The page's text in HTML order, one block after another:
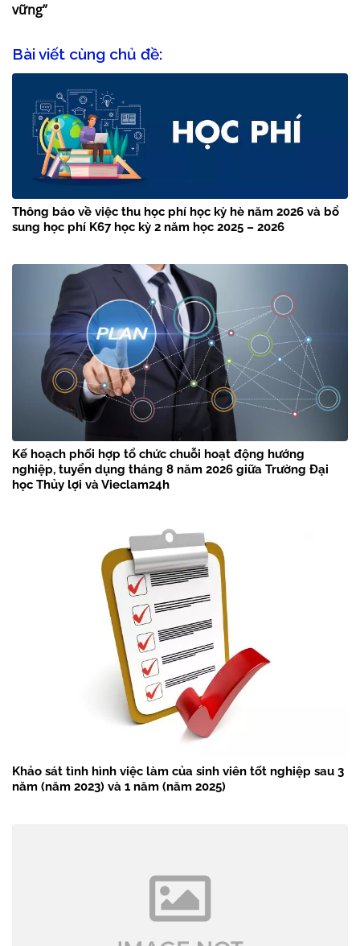
vững”
Bài viết cùng chủ đề:
Thông báo về việc thu học phí học kỳ hè năm 2026 và bổ
sung học phí K67 học kỳ 2 năm học 2025 – 2026
Kế hoạch phối hợp tổ chức chuỗi hoạt động hướng
nghiệp, tuyển dụng tháng 8 năm 2026 giữa Trường Đại
học Thủy lợi và Vieclam24h
Khảo sát tình hình việc làm của sinh viên tốt nghiệp sau 3
năm (năm 2023) và 1 năm (năm 2025)